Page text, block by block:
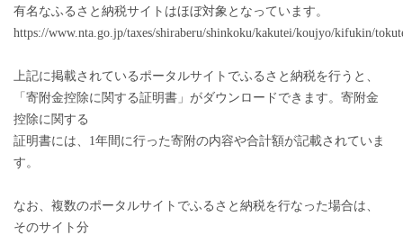
有名なふるさと納税サイトはほぼ対象となっています。
https://www.nta.go.jp/taxes/shiraberu/shinkoku/kakutei/koujyo/kifukin/
上記に掲載されているポータルサイトでふるさと納税を行うと、
「寄附金控除に関する証明書」がダウンロードできます。寄附金
控除に関する
証明書には、1年間に行った寄附の内容や合計額が記載されていま
す。
なお、複数のポータルサイトでふるさと納税を行なった場合は、
そのサイト分